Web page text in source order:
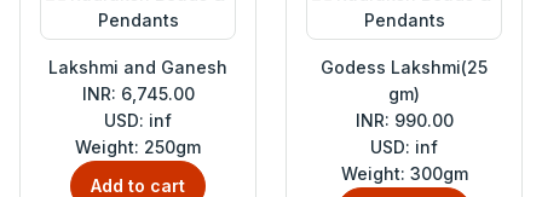
Lakshmi and Ganesh
INR: 6,745.00
USD: inf
Weight: 250gm
Add to cart
Godess Lakshmi(25
gm)
INR: 990.00
USD: inf
Weight: 300gm